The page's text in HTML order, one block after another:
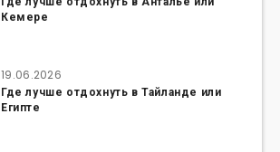
Кемере
19.06.2026
Где лучше отдохнуть в Тайланде или
Египте